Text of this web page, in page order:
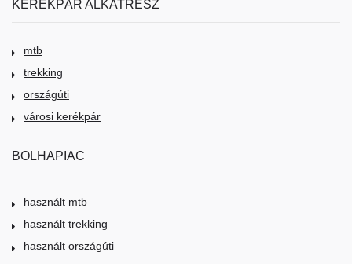
KERÉKPÁR ALKATRÉSZ
mtb
trekking
országúti
városi kerékpár
BOLHAPIAC
használt mtb
használt trekking
használt országúti